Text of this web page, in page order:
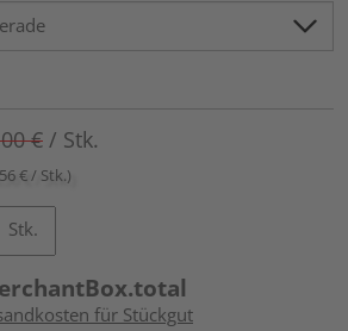
€ / Stk.
€ / Stk.)
Stk.
für Stückgut